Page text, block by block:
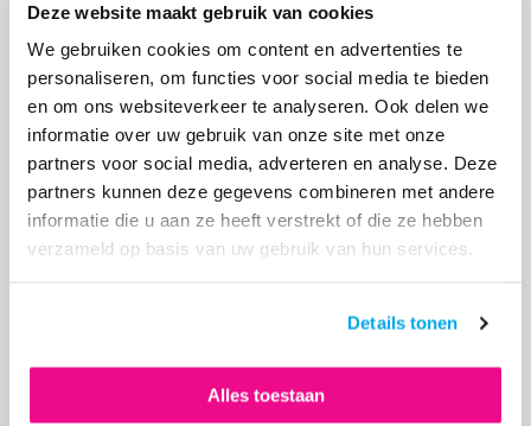
Deze website maakt gebruik van cookies
We gebruiken cookies om content en advertenties te
personaliseren, om functies voor social media te bieden
en om ons websiteverkeer te analyseren. Ook delen we
informatie over uw gebruik van onze site met onze
partners voor social media, adverteren en analyse. Deze
partners kunnen deze gegevens combineren met andere
informatie die u aan ze heeft verstrekt of die ze hebben
verzameld op basis van uw gebruik van hun services.
Details tonen
Alles toestaan
verduurzaming?
Kan ik externen toegang geven tot de
routekaart?
Waar vind ik de veerkrachtkaarten?
Kan ik de data achter de veerkrachtkaarten
krijgen?
Kan ik externen toegang geven tot de
veerkrachtkaarten?
Hoe kan onze corporatie meedoen met de
Wanneer komt de data van dVi 2023 in het